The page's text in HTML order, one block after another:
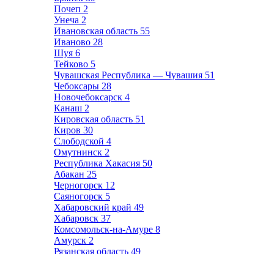
Почеп 2
Унеча 2
Ивановская область 55
Иваново 28
Шуя 6
Тейково 5
Чувашская Республика — Чувашия 51
Чебоксары 28
Новочебоксарск 4
Канаш 2
Кировская область 51
Киров 30
Слободской 4
Омутнинск 2
Республика Хакасия 50
Абакан 25
Черногорск 12
Саяногорск 5
Хабаровский край 49
Хабаровск 37
Комсомольск-на-Амуре 8
Амурск 2
Рязанская область 49